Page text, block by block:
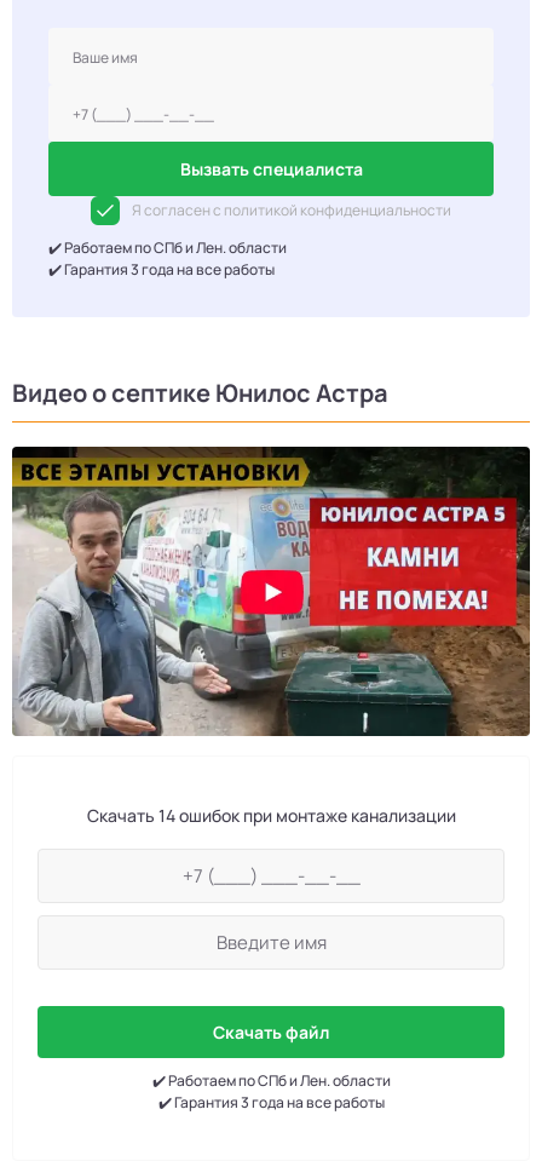
Вызвать специалиста
Я согласен с политикой конфиденциальности
✔️ Работаем по СПб и Лен. области
✔️ Гарантия 3 года на все работы
Видео о септике Юнилос Астра
Скачать 14 ошибок при монтаже канализации
Скачать файл
✔️ Работаем по СПб и Лен. области
✔️ Гарантия 3 года на все работы